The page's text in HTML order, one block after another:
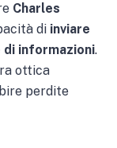
Charles
di inviare
informazioni.
ottica
perdite